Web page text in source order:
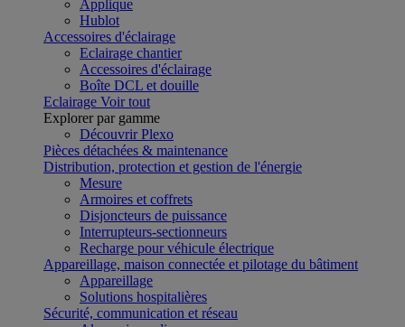
Applique
Hublot
Accessoires d'éclairage
Eclairage chantier
Accessoires d'éclairage
Boîte DCL et douille
Eclairage Voir tout
Explorer par gamme
Découvrir Plexo
Pièces détachées & maintenance
Distribution, protection et gestion de l'énergie
Mesure
Armoires et coffrets
Disjoncteurs de puissance
Interrupteurs-sectionneurs
Recharge pour véhicule électrique
Appareillage, maison connectée et pilotage du bâtiment
Appareillage
Solutions hospitalières
Sécurité, communication et réseau